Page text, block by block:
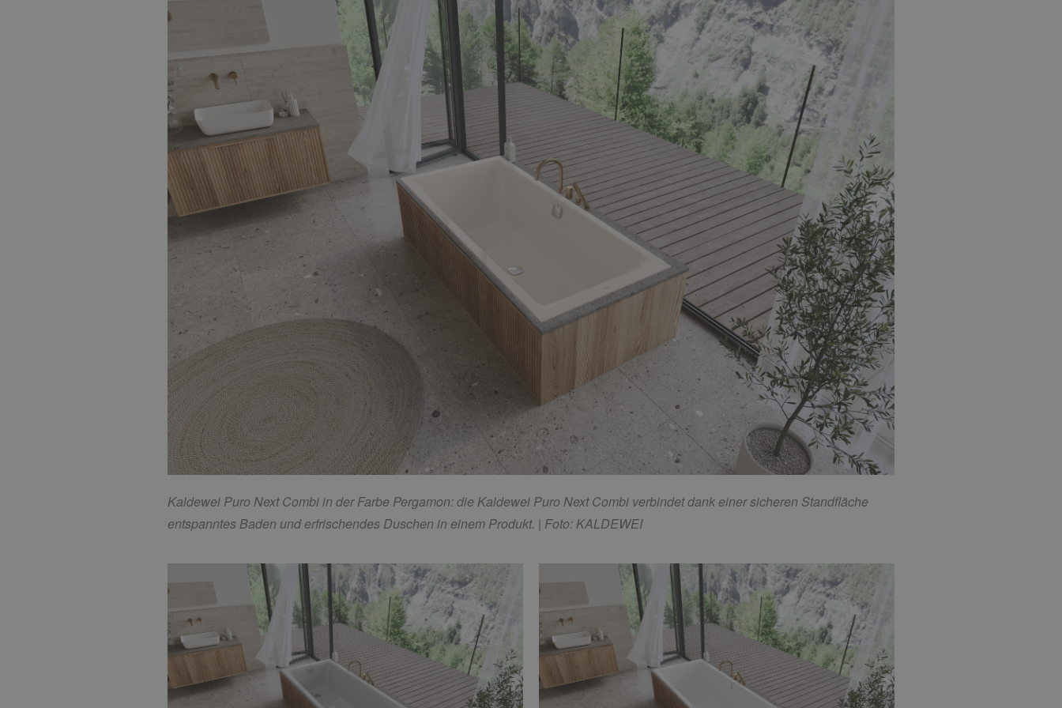
Kaldewei Puro Next Combi in der Farbe Pergamon: die Kaldewei Puro Next Combi verbindet dank einer sicheren Standfläche
entspanntes Baden und erfrischendes Duschen in einem Produkt. | Foto: KALDEWEI